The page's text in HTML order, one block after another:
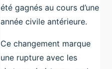
été gagnés au cours d’une
année civile antérieure.
Ce changement marque
une rupture avec les